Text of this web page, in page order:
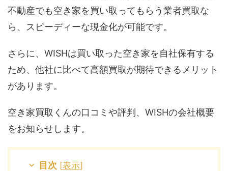
不動産でも空き家を買い取ってもらう業者買取な
ら、スピーディーな現金化が可能です。
さらに、WISHは買い取った空き家を自社保有する
ため、他社に比べて高額買取が期待できるメリット
があります。
空き家買取くんの口コミや評判、WISHの会社概要
をお知らせします。
目次 [表示]